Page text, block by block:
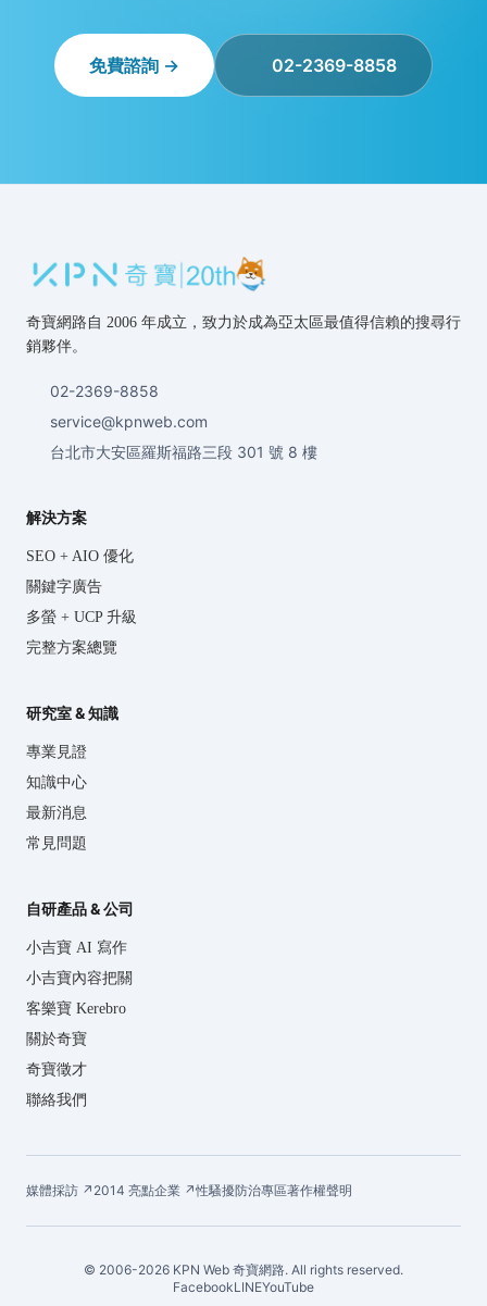
免費諮詢 → 02-2369-8858
奇寶網路自 2006 年成立，致力於成為亞太區最值得信賴的搜尋行
銷夥伴。
02-2369-8858
service@kpnweb.com
台北市大安區羅斯福路三段 301 號 8 樓
解決方案
SEO + AIO 優化
關鍵字廣告
多螢 + UCP 升級
完整方案總覽
研究室 & 知識
專業見證
知識中心
最新消息
常見問題
自研產品 & 公司
小吉寶 AI 寫作
小吉寶內容把關
客樂寶 Kerebro
關於奇寶
奇寶徵才
聯絡我們
媒體採訪 ↗ 2014 亮點企業 ↗性騷擾防治專區著作權聲明
© 2006-2026 KPN Web 奇寶網路. All rights reserved.
FacebookLINEYouTube